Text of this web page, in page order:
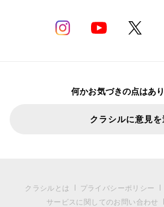
何かお気づきの点はあ
クラシルに意見を
クラシルとは プライバシーポリシー
サービスに関してのお問い合わせ